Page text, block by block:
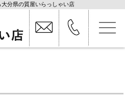
分県の質屋いらっしゃい店